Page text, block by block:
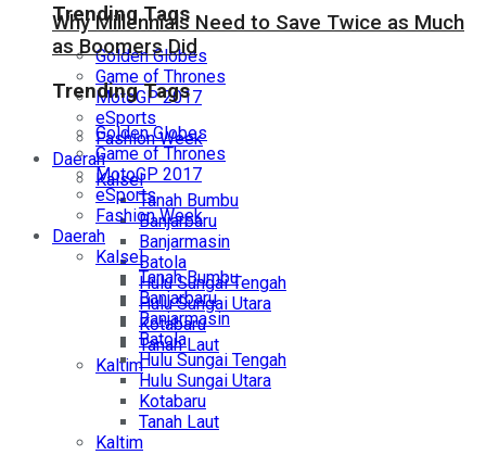
Trending Tags
Golden Globes
Game of Thrones
MotoGP 2017
eSports
Fashion Week
Daerah
Kalsel
Tanah Bumbu
Banjarbaru
Banjarmasin
Batola
Hulu Sungai Tengah
Hulu Sungai Utara
Kotabaru
Tanah Laut
Kaltim
Why Millennials Need to Save Twice as Much
as Boomers Did
Trending Tags
Golden Globes
Game of Thrones
MotoGP 2017
eSports
Fashion Week
Daerah
Kalsel
Tanah Bumbu
Banjarbaru
Banjarmasin
Batola
Hulu Sungai Tengah
Hulu Sungai Utara
Kotabaru
Tanah Laut
Kaltim